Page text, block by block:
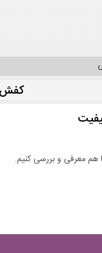
کفش
هم معرفی و بررسی کنیم.